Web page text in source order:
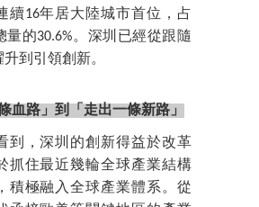
續16年居大陸城市首位，占
量的30.6%。深圳已經從跟隨
到引領創新。
血路」到「走出一條新路」
到，深圳的創新得益於改革
抓住最近幾輪全球產業結構
積極融入全球產業體系。從